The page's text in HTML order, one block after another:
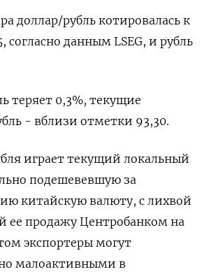
доллар/рубль котировалась к
согласно данным LSEG, и рубль
теряет 0,3%, текущие
- вблизи отметки 93,30.
играет текущий локальный
подешевевшую за
китайскую валюту, с лихвой
продажу Центробанком на
экспортеры могут
малоактивными в